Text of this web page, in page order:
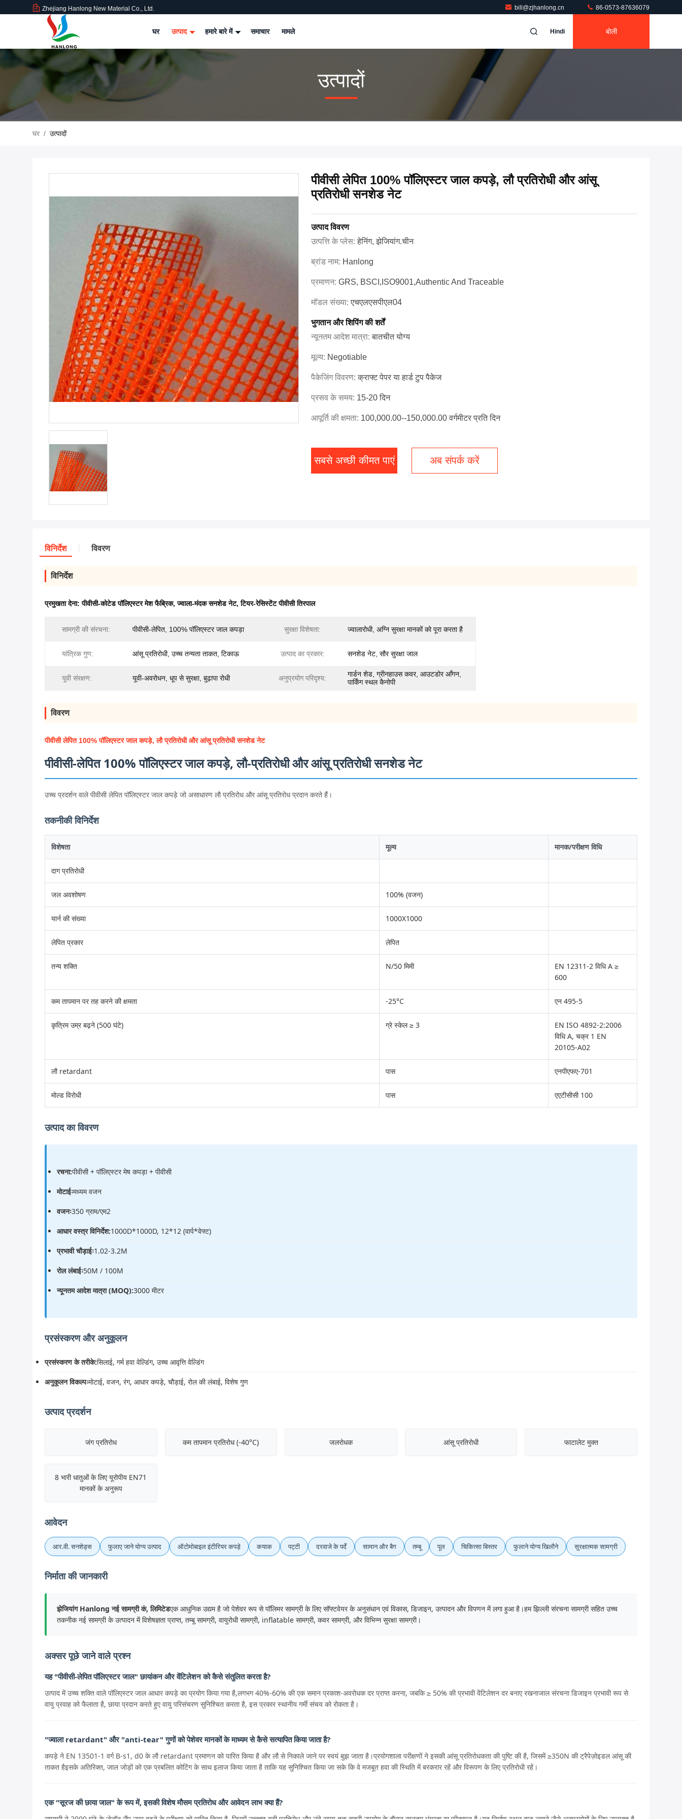
Zhejiang Hanlong New Material Co., Ltd. bill@zjhanlong.cn 86-0573-87636079
घर उत्पाद हमारे बारे में समाचार मामले Hindi बोली
उत्पादों
घर / उत्पादों
पीवीसी लेपित 100% पॉलिएस्टर जाल कपड़े, लौ प्रतिरोधी और आंसू
प्रतिरोधी सनशेड नेट
उत्पाद विवरण
उत्पत्ति के प्लेस:हेनिंग, झेजियांग.चीन
ब्रांड नाम: Hanlong
प्रमाणन: GRS, BSCI,ISO9001,Authentic And Traceable
मॉडल संख्या:एचएलएसपीएल04
भुगतान और शिपिंग की शर्तें
न्यूनतम आदेश मात्रा:बातचीत योग्य
मूल्य: Negotiable
पैकेजिंग विवरण:क्राफ्ट पेपर या हार्ड टुप पैकेज
प्रसव के समय: 15-20 दिन
आपूर्ति की क्षमता: 100,000.00--150,000.00 वर्गमीटर प्रति दिन
सबसे अच्छी कीमत पाएं अब संपर्क करें
विनिर्देश विवरण
विनिर्देश
प्रमुखता देना:पीवीसी-कोटेड पॉलिएस्टर मेश फैब्रिक,ज्वाला-मंदक सनशेड नेट,टियर-रेसिस्टेंट पीवीसी तिरपाल
सामग्री की संरचना: पीवीसी-लेपित, 100% पॉलिएस्टर जाल कपड़ा सुरक्षा विशेषता: ज्वालारोधी, अग्नि सुरक्षा मानकों को पूरा करता है
यांत्रिक गुण: आंसू प्रतिरोधी, उच्च तन्यता ताकत, टिकाऊ उत्पाद का प्रकार: सनशेड नेट, सौर सुरक्षा जाल
यूवी संरक्षण: यूवी-अवरोधन, धूप से सुरक्षा, बुढ़ापा रोधी अनुप्रयोग परिदृश्य:
गार्डन शेड, ग्रीनहाउस कवर, आउटडोर आँगन,
पार्किंग स्थल कैनोपी
विवरण
पीवीसी लेपित 100% पॉलिएस्टर जाल कपड़े, लौ प्रतिरोधी और आंसू प्रतिरोधी सनशेड नेट
पीवीसी-लेपित 100% पॉलिएस्टर जाल कपड़े, लौ-प्रतिरोधी और आंसू प्रतिरोधी सनशेड नेट
उच्च प्रदर्शन वाले पीवीसी लेपित पॉलिएस्टर जाल कपड़े जो असाधारण लौ प्रतिरोध और आंसू प्रतिरोध प्रदान करते हैं।
तकनीकी विनिर्देश
विशेषता मूल्य मानक/परीक्षण विधि
दाग प्रतिरोधी
जल अवशोषण 100% (वजन)
यार्न की संख्या 1000X1000
लेपित प्रकार लेपित
तन्य शक्ति N/50 मिमी
EN 12311-2 विधि A ≥
600
कम तापमान पर तह करने की क्षमता -25°C एन 495-5
कृत्रिम उम्र बढ़ने (500 घंटे) ग्रे स्केल ≥ 3
EN ISO 4892-2:2006
विधि A, चक्र 1 EN
20105-A02
लौ retardant पास एनपीएफए-701
मोल्ड विरोधी पास एएटीसीसी 100
उत्पाद का विवरण
रचना:पीवीसी + पॉलिएस्टर मेष कपड़ा + पीवीसी
मोटाईःमध्यम वजन
वजनः350 ग्राम/एम2
आधार वस्त्र विनिर्देश:1000D*1000D, 12*12 (वार्प*वेफ्ट)
प्रभावी चौड़ाईः1.02-3.2M
रोल लंबाईः50M / 100M
न्यूनतम आदेश मात्रा (MOQ):3000 मीटर
प्रसंस्करण और अनुकूलन
प्रसंस्करण के तरीके:सिलाई, गर्म हवा वेल्डिंग, उच्च आवृत्ति वेल्डिंग
अनुकूलन विकल्पःमोटाई, वजन, रंग, आधार कपड़े, चौड़ाई, रोल की लंबाई, विशेष गुण
उत्पाद प्रदर्शन
जंग प्रतिरोध कम तापमान प्रतिरोध (-40°C) जलरोधक आंसू प्रतिरोधी फाटालेट मुक्त
8 भारी धातुओं के लिए यूरोपीय EN71
मानकों के अनुरूप
आवेदन
आर.वी. सनशेड्स फुलाए जाने योग्य उत्पाद ऑटोमोबाइल इंटीरियर कपड़े कयाक पट्टी दरवाजे के पर्दे सामान और बैग तम्बू पूल चिकित्सा बिस्तर फुलाने योग्य खिलौने सुरक्षात्मक सामग्री
निर्माता की जानकारी
झेजियांग Hanlong नई सामग्री कं, लिमिटेडएक आधुनिक उद्यम है जो पेशेवर रूप से पॉलिमर सामग्री के लिए सॉफ्टवेयर के अनुसंधान एवं विकास, डिजाइन, उत्पादन और विपणन में लगा हुआ है।हम झिल्ली संरचना सामग्री सहित उच्च
तकनीक नई सामग्री के उत्पादन में विशेषज्ञता प्राप्त, तम्बू सामग्री, वायुरोधी सामग्री, inflatable सामग्री, कवर सामग्री, और विभिन्न सुरक्षा सामग्री।
अक्सर पूछे जाने वाले प्रश्न
यह "पीवीसी-लेपित पॉलिएस्टर जाल" छायांकन और वेंटिलेशन को कैसे संतुलित करता है?
उत्पाद में उच्च शक्ति वाले पॉलिएस्टर जाल आधार कपड़े का प्रयोग किया गया है,लगभग 40%-60% की एक समान प्रकाश-अवरोधक दर प्राप्त करना, जबकि ≥ 50% की प्रभावी वेंटिलेशन दर बनाए रखनाजाल संरचना डिजाइन प्रभावी रूप से
वायु प्रवाह को फैलाता है, छाया प्रदान करते हुए वायु परिसंचरण सुनिश्चित करता है, इस प्रकार स्थानीय गर्मी संचय को रोकता है।
"ज्वाला retardant" और "anti-tear" गुणों को पेशेवर मानकों के माध्यम से कैसे सत्यापित किया जाता है?
कपड़े ने EN 13501-1 वर्ग B-s1, d0 के लौ retardant प्रमाणन को पारित किया है और लौ से निकाले जाने पर स्वयं बुझ जाता है।प्रयोगशाला परीक्षणों ने इसकी आंसू प्रतिरोधकता की पुष्टि की है, जिसमें ≥350N की ट्रैपेज़ोइडल आंसू की
ताकत हैइसके अतिरिक्त, जाल जोड़ों को एक प्रबलित कोटिंग के साथ इलाज किया जाता है ताकि यह सुनिश्चित किया जा सके कि वे मजबूत हवा की स्थिति में बरकरार रहें और विरूपण के लिए प्रतिरोधी रहें।
एक "सूरज की छाया जाल" के रूप में, इसकी विशेष मौसम प्रतिरोध और आवेदन लाभ क्या हैं?